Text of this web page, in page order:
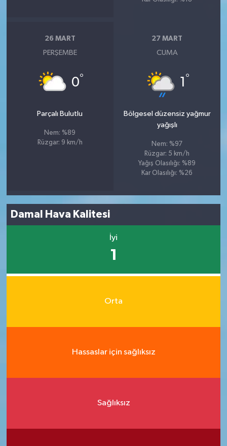
26 MART
PERŞEMBE
0°
Parçalı Bulutlu
Nem: %89
Rüzgar: 9 km/h
27 MART
CUMA
1 °
Bölgesel düzensiz yağmur
yağışlı
Nem: %97
Rüzgar: 5 km/h
Yağış Olasılığı: %89
Kar Olasılığı: %26
Damal Hava Kalitesi
İyi
1
Orta
Hassaslar için sağlıksız
Sağlıksız